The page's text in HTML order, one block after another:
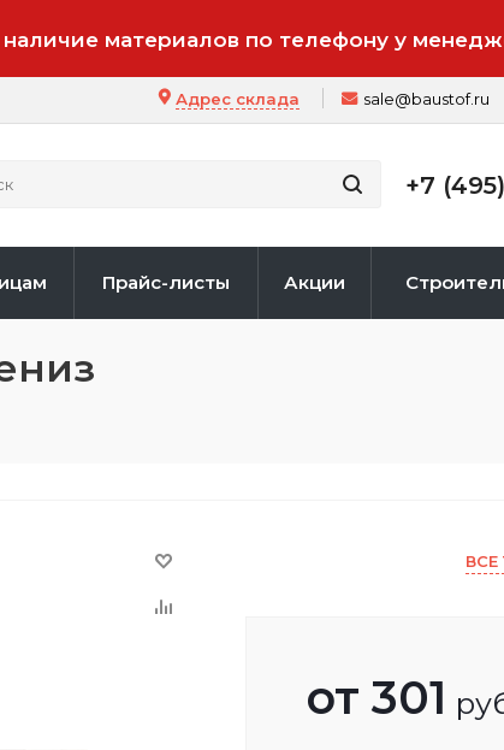
материалов по телефону у
sale@baustof.ru
Адрес склада
+7
Прайс-листы Акции
от 301